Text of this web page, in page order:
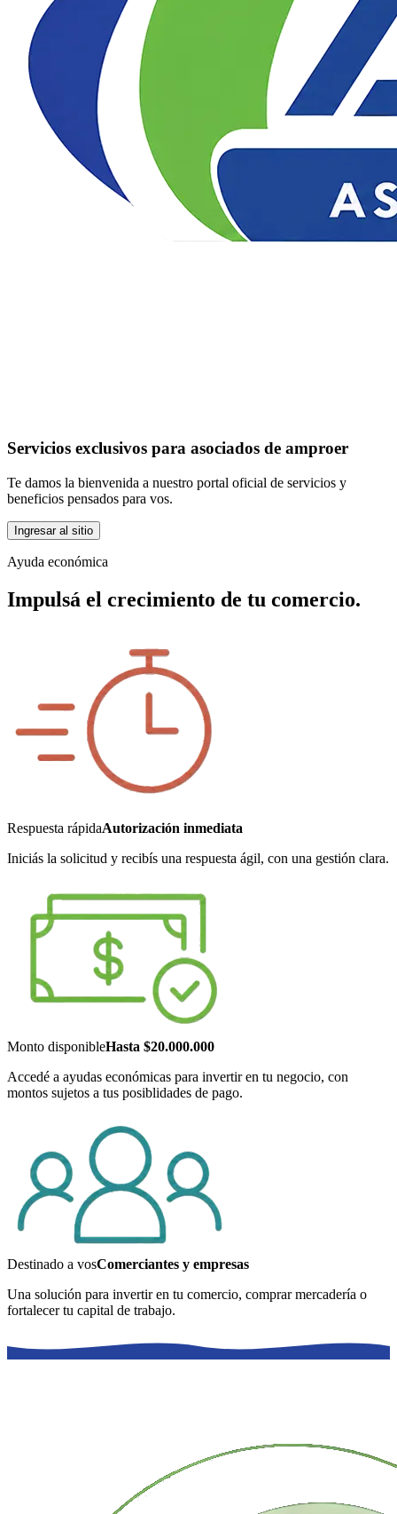
Servicios exclusivos para asociados de amproer
Te damos la bienvenida a nuestro portal oficial de servicios y
beneficios pensados para vos.
Ingresar al sitio
Ayuda económica
Impulsá el crecimiento de tu comercio.
Respuesta rápidaAutorización inmediata
Iniciás la solicitud y recibís una respuesta ágil, con una gestión clara.
Monto disponibleHasta $20.000.000
Accedé a ayudas económicas para invertir en tu negocio, con
montos sujetos a tus posiblidades de pago.
Destinado a vosComerciantes y empresas
Una solución para invertir en tu comercio, comprar mercadería o
fortalecer tu capital de trabajo.